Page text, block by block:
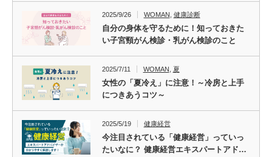
2025/9/26 WOMAN 健康診断
自分の身体を守るために！知っておきた
い子宮頸がん検診・乳がん検診のこと
2025/7/11 WOMAN 夏
女性の「夏冷え」に注意！～冷房と上手
につきあうコツ～
2025/5/19 健康経営
今注目されている「健康経営」っていっ
たいなに？ 健康経営エキスパートアド…